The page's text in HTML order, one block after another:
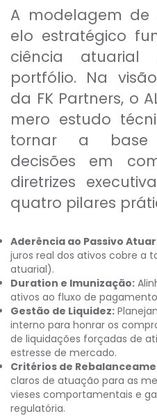
A modelagem
elo estratégico
ciência
portfólio. Na
da FK Partners, o
mero estudo
tornar a base
decisões em
diretrizes
quatro pilares
Aderência ao Passivo
juros real dos ativos cobre a
atuarial).
Duration e Imunização:
ativos ao fluxo de
Gestão de Liquidez:
interno para honrar os
de liquidações forçadas de
estresse de mercado.
Critérios de
claros de atuação para as
vieses comportamentais e
regulatória.